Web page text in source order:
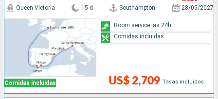
Comidas incluidas
Queen Victoria 15 d Southampton 28/05/2027
US$ 2,709 Tasas incluidas
Room service las 24h
Comidas incluidas